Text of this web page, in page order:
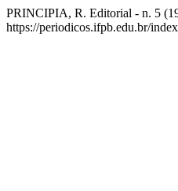
PRINCIPIA, R. Editorial - n. 5
https://periodicos.ifpb.edu.br/